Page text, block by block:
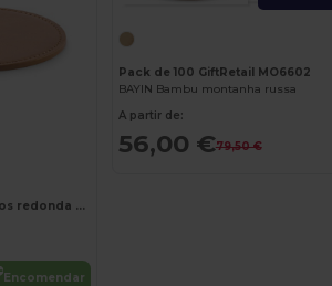
POSA Base para copos redonda em PU
Encomendar
Pack de 100 GiftRetail MO6602
BAYIN Bambu montanha russa
A partir de:
56,00 €79,50 €